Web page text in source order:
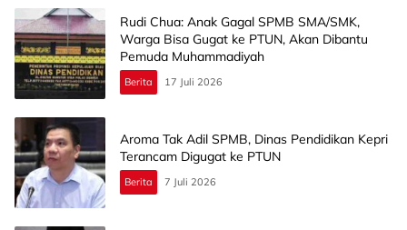
Rudi Chua: Anak Gagal SPMB SMA/SMK,
Warga Bisa Gugat ke PTUN, Akan Dibantu
Pemuda Muhammadiyah
Berita 17 Juli 2026
Aroma Tak Adil SPMB, Dinas Pendidikan Kepri
Terancam Digugat ke PTUN
Berita 7 Juli 2026